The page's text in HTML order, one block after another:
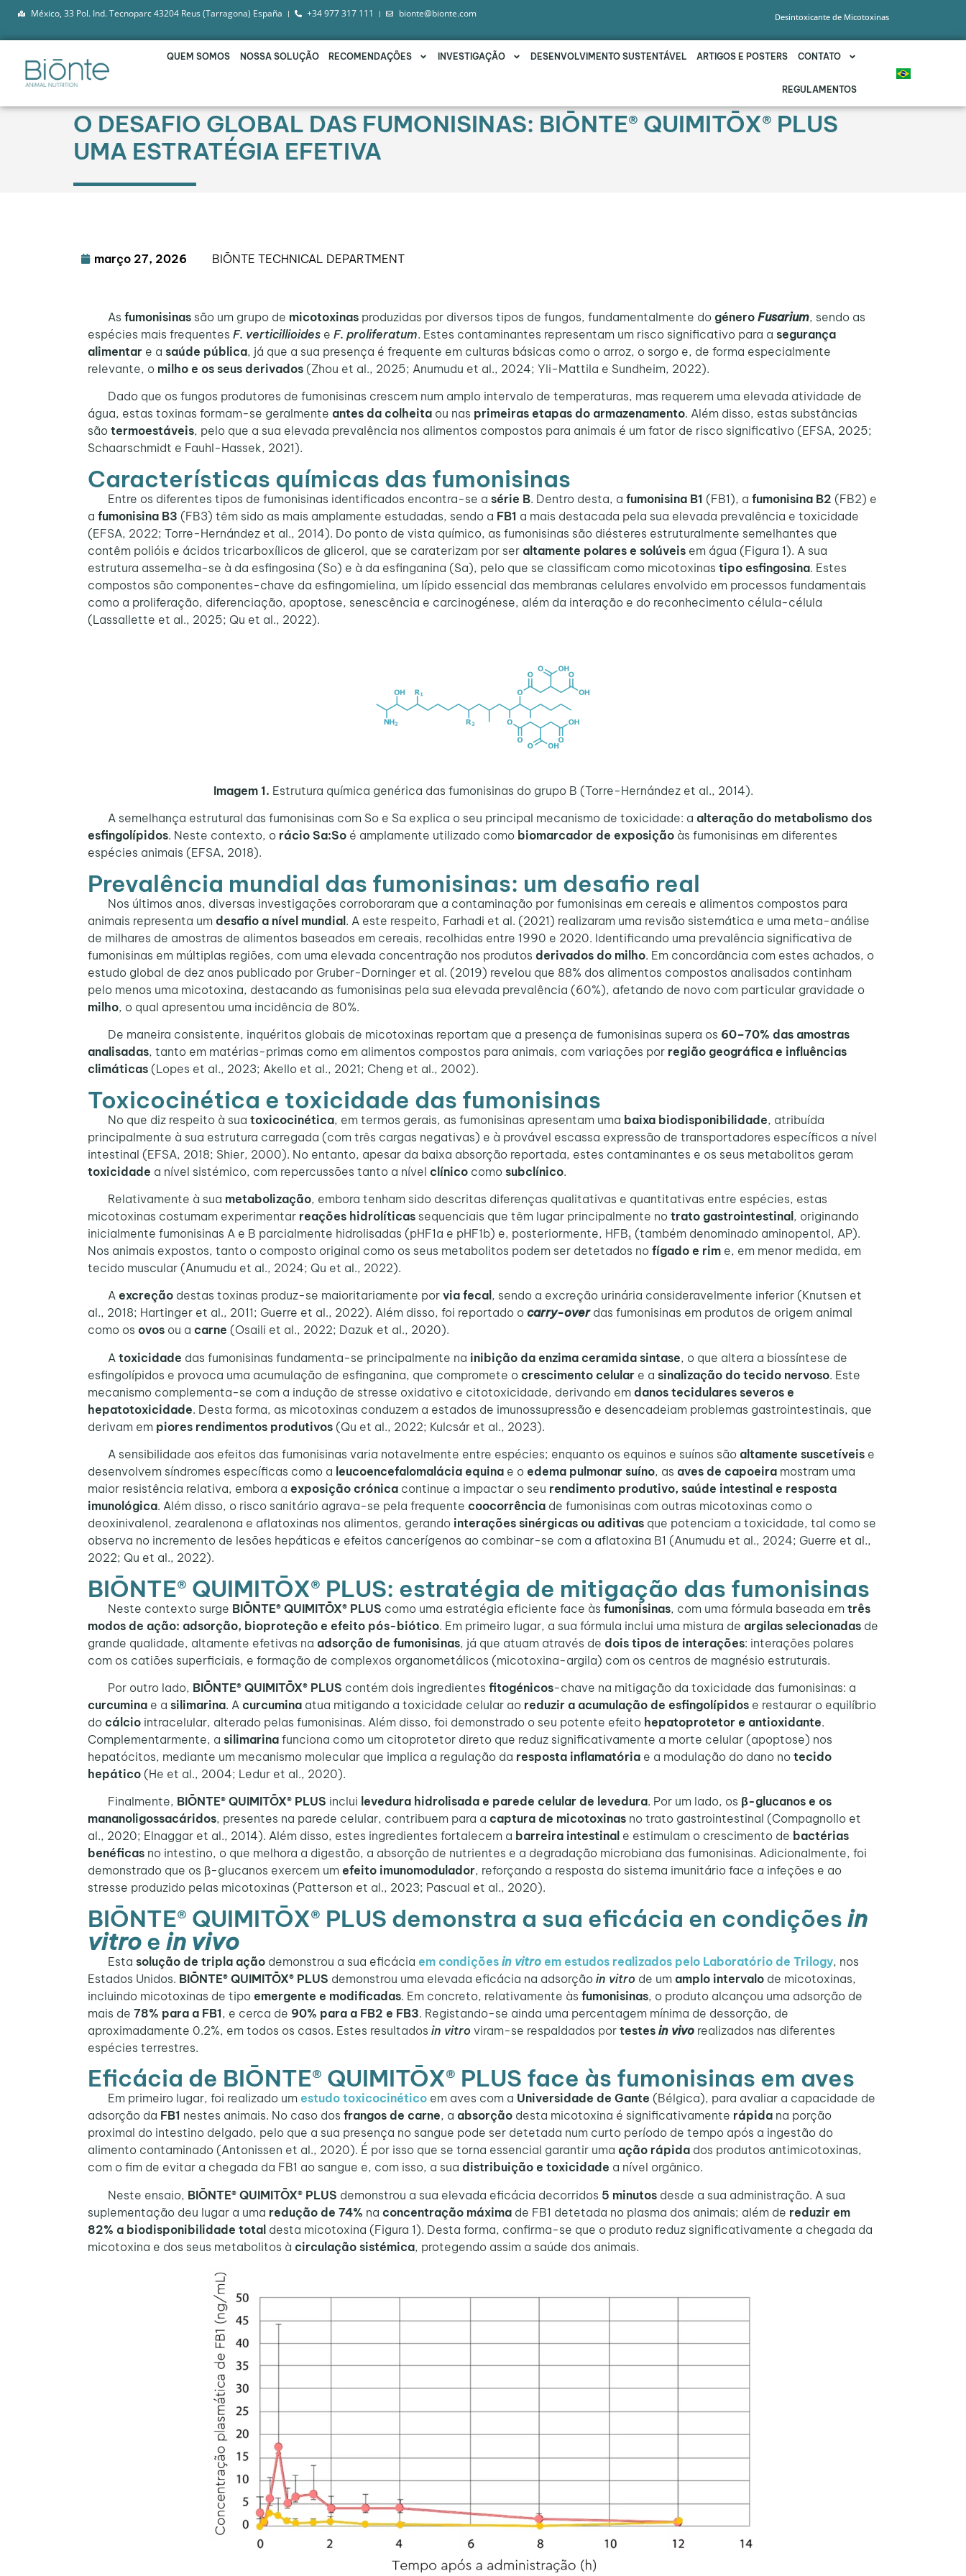
México, 33 Pol. Ind. Tecnoparc 43204 Reus (Tarragona) España +34 977 317 111 bionte@bionte.com Desintoxicante de Micotoxinas
QUEM SOMOS NOSSA SOLUÇÃO RECOMENDAÇÕES INVESTIGAÇÃO DESENVOLVIMENTO SUSTENTÁVEL ARTIGOS E POSTERS CONTATO
REGULAMENTOS
O DESAFIO GLOBAL DAS FUMONISINAS: BIŌNTE® QUIMITŌX® PLUS
UMA ESTRATÉGIA EFETIVA
março 27, 2026 BIŌNTE TECHNICAL DEPARTMENT
As fumonisinas são um grupo de micotoxinas produzidas por diversos tipos de fungos, fundamentalmente do género Fusarium, sendo as
espécies mais frequentes F. verticillioides e F. proliferatum. Estes contaminantes representam um risco significativo para a segurança
alimentar e a saúde pública, já que a sua presença é frequente em culturas básicas como o arroz, o sorgo e, de forma especialmente
relevante, o milho e os seus derivados (Zhou et al., 2025; Anumudu et al., 2024; Yli-Mattila e Sundheim, 2022).
Dado que os fungos produtores de fumonisinas crescem num amplo intervalo de temperaturas, mas requerem uma elevada atividade de
água, estas toxinas formam-se geralmente antes da colheita ou nas primeiras etapas do armazenamento. Além disso, estas substâncias
são termoestáveis, pelo que a sua elevada prevalência nos alimentos compostos para animais é um fator de risco significativo (EFSA, 2025;
Schaarschmidt e Fauhl-Hassek, 2021).
Características químicas das fumonisinas
Entre os diferentes tipos de fumonisinas identificados encontra-se a série B. Dentro desta, a fumonisina B1 (FB1), a fumonisina B2 (FB2) e
a fumonisina B3 (FB3) têm sido as mais amplamente estudadas, sendo a FB1 a mais destacada pela sua elevada prevalência e toxicidade
(EFSA, 2022; Torre-Hernández et al., 2014). Do ponto de vista químico, as fumonisinas são diésteres estruturalmente semelhantes que
contêm polióis e ácidos tricarboxílicos de glicerol, que se caraterizam por ser altamente polares e solúveis em água (Figura 1). A sua
estrutura assemelha-se à da esfingosina (So) e à da esfinganina (Sa), pelo que se classificam como micotoxinas tipo esfingosina. Estes
compostos são componentes-chave da esfingomielina, um lípido essencial das membranas celulares envolvido em processos fundamentais
como a proliferação, diferenciação, apoptose, senescência e carcinogénese, além da interação e do reconhecimento célula-célula
(Lassallette et al., 2025; Qu et al., 2022).
Imagem 1. Estrutura química genérica das fumonisinas do grupo B (Torre-Hernández et al., 2014).
A semelhança estrutural das fumonisinas com So e Sa explica o seu principal mecanismo de toxicidade: a alteração do metabolismo dos
esfingolípidos. Neste contexto, o rácio Sa:So é amplamente utilizado como biomarcador de exposição às fumonisinas em diferentes
espécies animais (EFSA, 2018).
Prevalência mundial das fumonisinas: um desafio real
Nos últimos anos, diversas investigações corroboraram que a contaminação por fumonisinas em cereais e alimentos compostos para
animais representa um desafio a nível mundial. A este respeito, Farhadi et al. (2021) realizaram uma revisão sistemática e uma meta-análise
de milhares de amostras de alimentos baseados em cereais, recolhidas entre 1990 e 2020. Identificando uma prevalência significativa de
fumonisinas em múltiplas regiões, com uma elevada concentração nos produtos derivados do milho. Em concordância com estes achados, o
estudo global de dez anos publicado por Gruber-Dorninger et al. (2019) revelou que 88% dos alimentos compostos analisados continham
pelo menos uma micotoxina, destacando as fumonisinas pela sua elevada prevalência (60%), afetando de novo com particular gravidade o
milho, o qual apresentou uma incidência de 80%.
De maneira consistente, inquéritos globais de micotoxinas reportam que a presença de fumonisinas supera os 60–70% das amostras
analisadas, tanto em matérias-primas como em alimentos compostos para animais, com variações por região geográfica e influências
climáticas (Lopes et al., 2023; Akello et al., 2021; Cheng et al., 2002).
Toxicocinética e toxicidade das fumonisinas
No que diz respeito à sua toxicocinética, em termos gerais, as fumonisinas apresentam uma baixa biodisponibilidade, atribuída
principalmente à sua estrutura carregada (com três cargas negativas) e à provável escassa expressão de transportadores específicos a nível
intestinal (EFSA, 2018; Shier, 2000). No entanto, apesar da baixa absorção reportada, estes contaminantes e os seus metabolitos geram
toxicidade a nível sistémico, com repercussões tanto a nível clínico como subclínico.
Relativamente à sua metabolização, embora tenham sido descritas diferenças qualitativas e quantitativas entre espécies, estas
micotoxinas costumam experimentar reações hidrolíticas sequenciais que têm lugar principalmente no trato gastrointestinal , originando
inicialmente fumonisinas A e B parcialmente hidrolisadas (pHF1a e pHF1b) e, posteriormente, HFB₁ (também denominado aminopentol, AP).
Nos animais expostos, tanto o composto original como os seus metabolitos podem ser detetados no fígado e rim e, em menor medida, em
tecido muscular (Anumudu et al., 2024; Qu et al., 2022).
A excreção destas toxinas produz-se maioritariamente por via fecal , sendo a excreção urinária consideravelmente inferior (Knutsen et
al., 2018; Hartinger et al., 2011; Guerre et al., 2022). Além disso, foi reportado o carry-overdas fumonisinas em produtos de origem animal
como os ovos ou a carne (Osaili et al., 2022; Dazuk et al., 2020).
A toxicidade das fumonisinas fundamenta-se principalmente na inibição da enzima ceramida sintase, o que altera a biossíntese de
esfingolípidos e provoca uma acumulação de esfinganina, que compromete o crescimento celular e a sinalização do tecido nervoso. Este
mecanismo complementa-se com a indução de stresse oxidativo e citotoxicidade, derivando em danos tecidulares severos e
hepatotoxicidade. Desta forma, as micotoxinas conduzem a estados de imunossupressão e desencadeiam problemas gastrointestinais, que
derivam em piores rendimentos produtivos (Qu et al., 2022; Kulcsár et al., 2023).
A sensibilidade aos efeitos das fumonisinas varia notavelmente entre espécies; enquanto os equinos e suínos são altamente suscetíveis e
desenvolvem síndromes específicas como a leucoencefalomalácia equina e o edema pulmonar suíno, as aves de capoeira mostram uma
maior resistência relativa, embora a exposição crónica continue a impactar o seu rendimento produtivo, saúde intestinal e resposta
imunológica. Além disso, o risco sanitário agrava-se pela frequente coocorrência de fumonisinas com outras micotoxinas como o
deoxinivalenol, zearalenona e aflatoxinas nos alimentos, gerando interações sinérgicas ou aditivas que potenciam a toxicidade, tal como se
observa no incremento de lesões hepáticas e efeitos cancerígenos ao combinar-se com a aflatoxina B1 (Anumudu et al., 2024; Guerre et al.,
2022; Qu et al., 2022).
BIŌNTE® QUIMITŌX® PLUS: estratégia de mitigação das fumonisinas
Neste contexto surge BIŌNTE® QUIMITŌX® PLUS como uma estratégia eficiente face às fumonisinas, com uma fórmula baseada em três
modos de ação: adsorção, bioproteção e efeito pós-biótico. Em primeiro lugar, a sua fórmula inclui uma mistura de argilas selecionadas de
grande qualidade, altamente efetivas na adsorção de fumonisinas, já que atuam através de dois tipos de interações: interações polares
com os catiões superficiais, e formação de complexos organometálicos (micotoxina-argila) com os centros de magnésio estruturais.
Por outro lado, BIŌNTE® QUIMITŌX® PLUS contém dois ingredientes fitogénicos-chave na mitigação da toxicidade das fumonisinas: a
curcumina e a silimarina. A curcumina atua mitigando a toxicidade celular ao reduzir a acumulação de esfingolípidos e restaurar o equilíbrio
do cálcio intracelular, alterado pelas fumonisinas. Além disso, foi demonstrado o seu potente efeito hepatoprotetor e antioxidante.
Complementarmente, a silimarina funciona como um citoprotetor direto que reduz significativamente a morte celular (apoptose) nos
hepatócitos, mediante um mecanismo molecular que implica a regulação da resposta inflamatória e a modulação do dano no tecido
hepático (He et al., 2004; Ledur et al., 2020).
Finalmente, BIŌNTE® QUIMITŌX® PLUS inclui levedura hidrolisada e parede celular de levedura. Por um lado, os β-glucanos e os
mananoligossacáridos, presentes na parede celular, contribuem para a captura de micotoxinas no trato gastrointestinal (Compagnollo et
al., 2020; Elnaggar et al., 2014). Além disso, estes ingredientes fortalecem a barreira intestinal e estimulam o crescimento de bactérias
benéficas no intestino, o que melhora a digestão, a absorção de nutrientes e a degradação microbiana das fumonisinas. Adicionalmente, foi
demonstrado que os β-glucanos exercem um efeito imunomodulador, reforçando a resposta do sistema imunitário face a infeções e ao
stresse produzido pelas micotoxinas (Patterson et al., 2023; Pascual et al., 2020).
BIŌNTE® QUIMITŌX® PLUS demonstra a sua eficácia en condições in
vitro e in vivo
Esta solução de tripla ação demonstrou a sua eficácia em condições in vitro em estudos realizados pelo Laboratório de Trilogy, nos
Estados Unidos. BIŌNTE® QUIMITŌX® PLUS demonstrou uma elevada eficácia na adsorção in vitro de um amplo intervalo de micotoxinas,
incluindo micotoxinas de tipo emergente e modificadas. Em concreto, relativamente às fumonisinas, o produto alcançou uma adsorção de
mais de 78% para a FB1, e cerca de 90% para a FB2 e FB3. Registando-se ainda uma percentagem mínima de dessorção, de
aproximadamente 0.2%, em todos os casos. Estes resultados in vitro viram-se respaldados por testes in vivo realizados nas diferentes
espécies terrestres.
Eficácia de BIŌNTE® QUIMITŌX® PLUS face às fumonisinas em aves
Em primeiro lugar, foi realizado um estudo toxicocinético em aves com a Universidade de Gante (Bélgica), para avaliar a capacidade de
adsorção da FB1 nestes animais. No caso dos frangos de carne, a absorção desta micotoxina é significativamente rápida na porção
proximal do intestino delgado, pelo que a sua presença no sangue pode ser detetada num curto período de tempo após a ingestão do
alimento contaminado (Antonissen et al., 2020). É por isso que se torna essencial garantir uma ação rápida dos produtos antimicotoxinas,
com o fim de evitar a chegada da FB1 ao sangue e, com isso, a sua distribuição e toxicidade a nível orgânico.
Neste ensaio, BIŌNTE® QUIMITŌX® PLUS demonstrou a sua elevada eficácia decorridos 5 minutos desde a sua administração. A sua
suplementação deu lugar a uma redução de 74% na concentração máxima de FB1 detetada no plasma dos animais; além de reduzir em
82% a biodisponibilidade total desta micotoxina (Figura 1). Desta forma, confirma-se que o produto reduz significativamente a chegada da
micotoxina e dos seus metabolitos à circulação sistémica, protegendo assim a saúde dos animais.